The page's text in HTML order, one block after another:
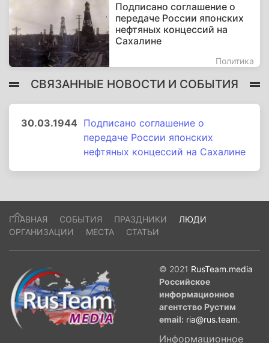
Подписано соглашение о
передаче России японских
нефтяных концессий на
Сахалине
Политика
СВЯЗАННЫЕ НОВОСТИ И СОБЫТИЯ
30.03.1944 Подписано соглашение о
передаче России японских
нефтяных концессий на Сахалине
ГЛАВНАЯ СОБЫТИЯ ПРАЗДНИКИ
ЛЮДИ
ОРГАНИЗАЦИИ
МЕСТА СТАТЬИ
© 2021 RusTeam.media
Российское
информационное
агентство Рустим
email: ria@rus.team.
Информационное